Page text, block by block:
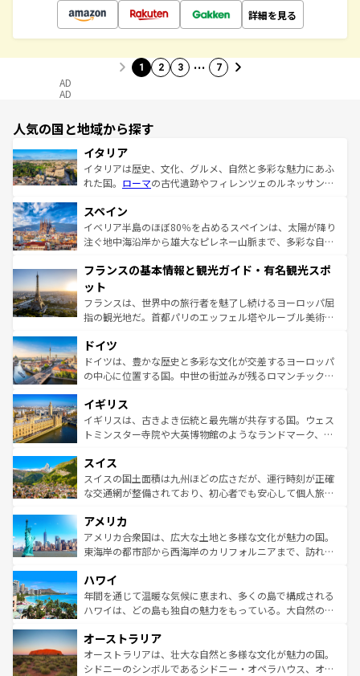
詳細を見る
1 2 3 … 7
AD
AD
人気の国と地域から探す
イタリア
イタリアは歴史、文化、グルメ、自然と多彩な魅力にあふ
れた国。 ローマの古代遺跡やフィレンツェのルネッサンス
ろん、トスカーナの美しい田園風景やアマルフィ海岸の絶
景など、自然景観も見逃せない。観光の合間には、本場の
ピザやパスタなど、絶品のイタリア料理を堪能することも
ませてくれるイタリアで、忘れられない旅をしてみよう！
なお、新着のイタリア情報は
しい。
スペイン
イベリア半島のほぼ80％を占めるスペインは、太陽が降り
注ぐ地中海沿岸から雄大なピレネー山脈まで、多彩な自然
文化が根付くこの国では、情熱的なフラメンコ、熱気あふ
れる闘牛、そして美味しいタパスが生活の一部となってい
る。首都マドリードの洗練された雰囲気や、バルセロナの
アートに溢れた街角から、地方では古代ローマ遺跡や中世
せる。地方によって風土や気候が異なるスペインはその個
性で訪れる人を魅了する。 なお、新着のスペイン情報は コ
ンテンツ一覧を参照してほしい。
フランスの基本情報と観光ガイド・有名観光スポ
ット
フランスは、世界中の旅行者を魅了し続けるヨーロッパ屈
指の観光地だ。首都パリのエッフェル塔やルーブル美術館
で、幅広い魅力が詰まっている。華麗な宮殿、歴史的な大
聖堂、美しいビーチ、そして豊かな自然が、訪れる者を心
から魅了する。また、フランスは美食の国としても知ら
いる。シャンパンの発祥地であるランス、プロヴァンスの
香り高いラベンダー畑など、多彩な楽しみ方が可能だ。さ
らに、パリ以外の地域にも魅力が溢れており、どの街角に
れる地方に足を運ぶとそれぞれで全く異なる文化を体験で
きるだろう。 なお、新着のフランス情報はコンテンツ一覧
を参照してほしい。
ドイツ
ドイツは、豊かな歴史と多彩な文化が交差するヨーロッパ
の中心に位置する国。中世の街並みが残るロマンチック街
顔を持つこの国は、どこを歩いても飽きることがない。ベ
ルリンの文化的活気、バイエルン州のアルプスの絶景、そ
してライン川沿いのワイン畑といった風景は必見。ビール
は、お酒好きな人にはぜひ体験してほしい。 なお、新着の
ドイツ情報はコンテンツ一覧を参照してほしい。
イギリス
イギリスは、古きよき伝統と最先端が共存する国。ウェス
トミンスター寺院や大英博物館のようなランドマーク、歴
リアごとに異なる魅力がある。また、優雅なアフタヌーン
ティー、ビール好きにはたまらない英国パブ、サッカー観
戦など、本場だからこそできる体験も豊富。イギリスを旅
ンツ一覧を参照してほしい。
スイス
スイスの国土面積は九州ほどの広さだが、運行時刻が正確
な交通網が整備されており、初心者でも安心して個人旅行
の建物がそのまま残る町や、スイスならではのユニークな
博物館もあり、アルプス観光だけでなく町歩きも満喫する
ことができる。国民の所得が高いため物価も高いが、旅行
ば市内交通費無料で観光を楽しむこともできる。 なお、新
着のスイス情報はコンテンツ一覧 を参照してほしい。
アメリカ
アメリカ合衆国は、広大な土地と多様な文化が魅力の国。
東海岸の都市部から西海岸のカリフォルニアまで、訪れる
のような巨大都市は、観光、ショッピング、エンターテイ
ンメントが詰まった刺激的なスポットだ。一方、アメリカ
西部には大自然が広がり、グランドキャニオンやイエロー
部のニューオーリンズでは、音楽と美食が融合した独特の
文化が魅力。旅行者はアメリカの各地域で異なる魅力を楽
しみながら、その多様性と豊かな歴史を感じることができ
ハワイ
年間を通じて温暖な気候に恵まれ、多くの島で構成される
ハワイは、どの島も独自の魅力をもっている。大自然の神
ワイ島は見逃せない。また、定番の観光地といえばオアフ
島だが、静かな自然を求めるならマウイ島やカウアイ島が
おすすめ。エメラルドグリーンに輝く海をはじめ、豊かな
オーストラリア
オーストラリアは、壮大な自然と多様な文化が魅力の国。
シドニーのシンボルであるシドニー・オペラハウス、オー